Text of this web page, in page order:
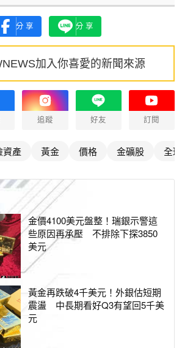
分享 分享
加入你喜愛的新聞來源
追蹤 好友 訂閱
資產 黃金 價格 金礦股 全
金價4100美元盤整！瑞銀示警這
些原因再承壓 不排除下探3850
美元
黃金再跌破4千美元！外銀估短期
震盪 中長期看好Q3有望回5千美
元